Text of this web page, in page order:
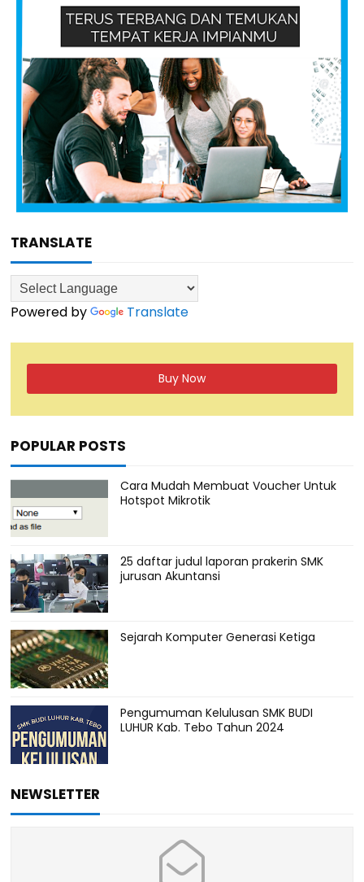
TRANSLATE
Powered by Translate
Buy Now
POPULAR POSTS
Cara Mudah Membuat Voucher Untuk
Hotspot Mikrotik
25 daftar judul laporan prakerin SMK
jurusan Akuntansi
Sejarah Komputer Generasi Ketiga
Pengumuman Kelulusan SMK BUDI
LUHUR Kab. Tebo Tahun 2024
NEWSLETTER